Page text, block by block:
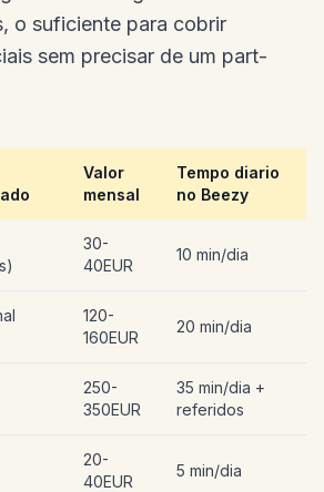
o suficiente para cobrir
sem precisar de um part-
Valor
mensal
Tempo diario
no Beezy
30-
40EUR
10 min/dia
120-
160EUR
20 min/dia
250-
350EUR
35 min/dia +
referidos
20-
40EUR
5 min/dia